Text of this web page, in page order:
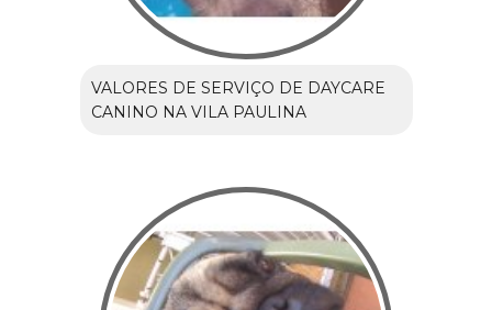
VALORES DE SERVIÇO DE DAYCARE
CANINO NA VILA PAULINA